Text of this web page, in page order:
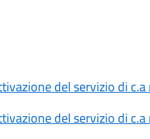
del servizio di
del servizio di